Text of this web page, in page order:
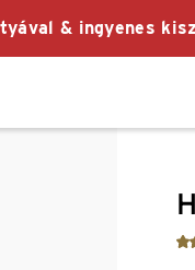
& ingyenes